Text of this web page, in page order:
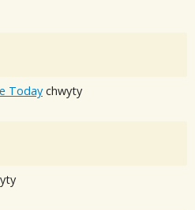
Today chwyty